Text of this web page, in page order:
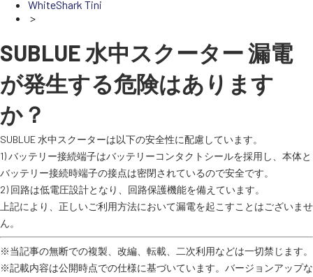
WhiteShark Tini
>
SUBLUE 水中スクーター 漏電
が発生する危険はあります
か？
SUBLUE 水中スクーターは以下の安全性に配慮しています。
1) バッテリー接続端子はバッテリーコンタクトシールを採用し、本体と
バッテリー接続時端子の接点は密閉されているので安全です。
2) 回路は低電圧設計となり、回路保護機能を備えています。
上記により、正しいご利用方法において漏電を起こすことはございませ
ん。
※当記事の無断での複製、改編、転載、二次利用などは一切禁じます。
※記載内容は公開時点での仕様に基づいています。バージョンアップな